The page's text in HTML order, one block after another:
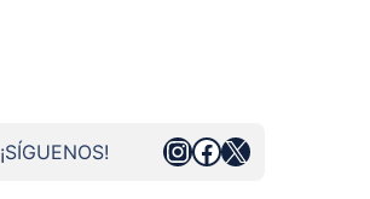
¡SÍGUENOS! Instagram
Facebook
X